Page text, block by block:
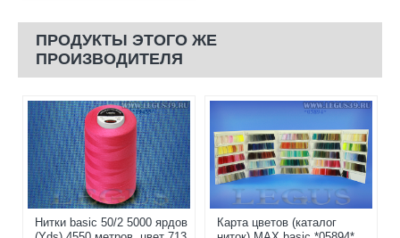
ПРОДУКТЫ ЭТОГО ЖЕ
ПРОИЗВОДИТЕЛЯ
Нитки basic 50/2 5000 ярдов
Карта цветов (каталог